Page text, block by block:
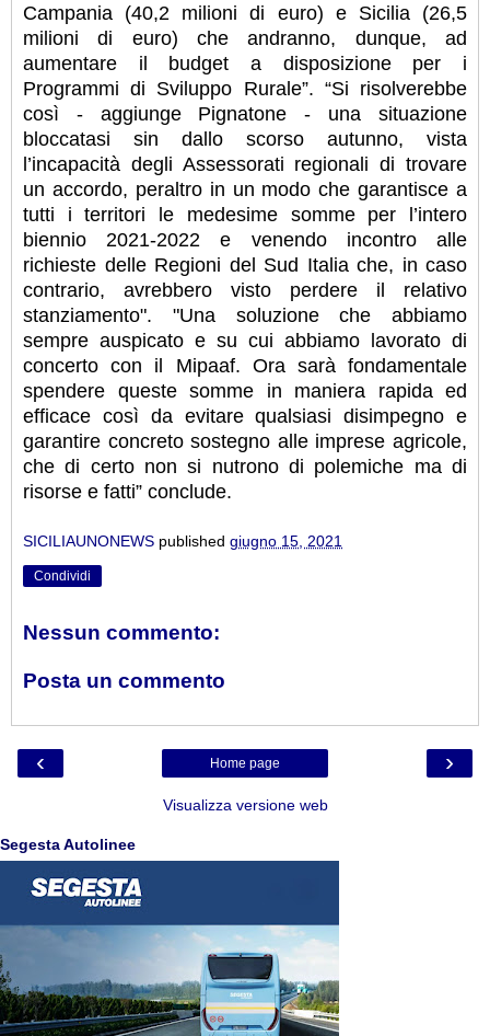
Campania (40,2 milioni di euro) e Sicilia (26,5
milioni di euro) che andranno, dunque, ad
aumentare il budget a disposizione per i
Programmi di Sviluppo Rurale”. “Si risolverebbe
così - aggiunge Pignatone - una situazione
bloccatasi sin dallo scorso autunno, vista
l’incapacità degli Assessorati regionali di trovare
un accordo, peraltro in un modo che garantisce a
tutti i territori le medesime somme per l’intero
biennio 2021-2022 e venendo incontro alle
richieste delle Regioni del Sud Italia che, in caso
contrario, avrebbero visto perdere il relativo
stanziamento". "Una soluzione che abbiamo
sempre auspicato e su cui abbiamo lavorato di
concerto con il Mipaaf. Ora sarà fondamentale
spendere queste somme in maniera rapida ed
efficace così da evitare qualsiasi disimpegno e
garantire concreto sostegno alle imprese agricole,
che di certo non si nutrono di polemiche ma di
risorse e fatti” conclude.
SICILIAUNONEWS published giugno 15, 2021
Condividi
Nessun commento:
Posta un commento
‹ ›
Home page
Visualizza versione web
Segesta Autolinee